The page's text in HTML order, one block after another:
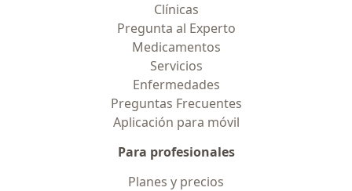
Clínicas
Pregunta al Experto
Medicamentos
Servicios
Enfermedades
Preguntas Frecuentes
Aplicación para móvil
Para profesionales
Planes y precios